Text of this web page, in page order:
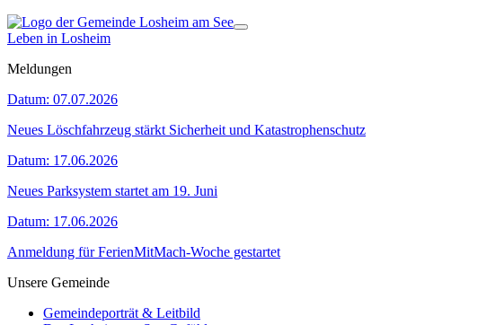
Leben in Losheim
Meldungen
Datum: 07.07.2026
Neues Löschfahrzeug stärkt Sicherheit und Katastrophenschutz
Datum: 17.06.2026
Neues Parksystem startet am 19. Juni
Datum: 17.06.2026
Anmeldung für FerienMitMach-Woche gestartet
Unsere Gemeinde
Gemeindeporträt & Leitbild